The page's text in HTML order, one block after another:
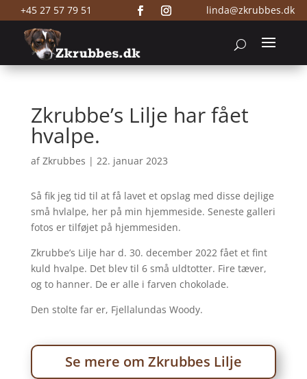
+45 27 57 79 51 linda@zkrubbes.dk
Zkrubbe’s Lilje har fået
hvalpe.
afZkrubbes | 22. januar 2023
Så fik jeg tid til at få lavet et opslag med disse dejlige
små hvlalpe, her på min hjemmeside. Seneste galleri
fotos er tilføjet på hjemmesiden.
Zkrubbe’s Lilje har d. 30. december 2022 fået et fint
kuld hvalpe. Det blev til 6 små uldtotter. Fire tæver,
og to hanner. De er alle i farven chokolade.
Den stolte far er, Fjellalundas Woody.
Se mere om Zkrubbes Lilje